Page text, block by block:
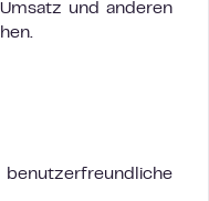
und anderen